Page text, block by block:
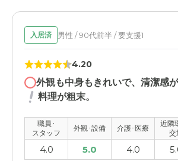
入居済 男性 / 90代前半 / 要支援1
4.20
外観も中身もきれいで、清潔感が
料理が粗末。
職員･
スタッフ
外観･設備 介護･医療
近隣
交
4.0 5.0 4.0